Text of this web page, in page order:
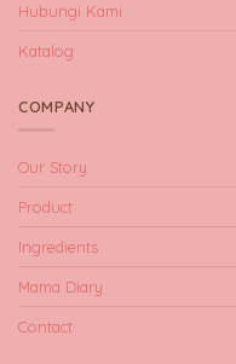
Hubungi Kami
Katalog
COMPANY
Our Story
Product
Ingredients
Mama Diary
Contact